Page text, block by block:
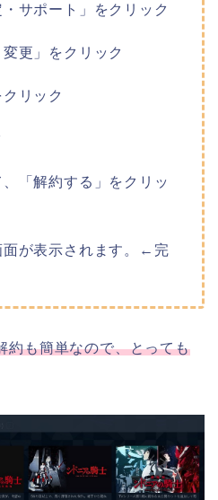
サポート」をクリック
更」をクリック
リック
「解約する」をクリッ
面が表示されます。←完
約も簡単なので、とっても